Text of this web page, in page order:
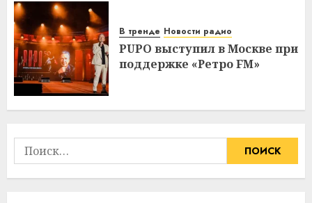
В тренде Новости радио
PUPO выступил в Москве при
поддержке «Ретро FM»
Найти: